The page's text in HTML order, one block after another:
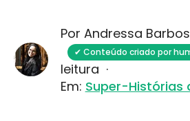
Por Andressa
✔ Conteúdo criado por
leitura ·
Em: Super-Histórias